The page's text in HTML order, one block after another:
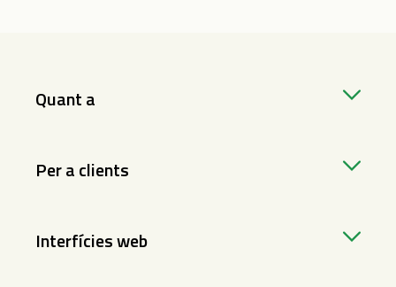
Quant a
Per a clients
Interfícies web